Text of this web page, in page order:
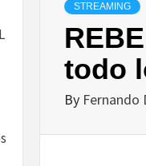
STREAMING
todo
By Fernando